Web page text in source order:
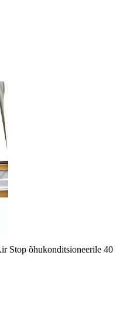
Stop õhukonditsioneerile 40